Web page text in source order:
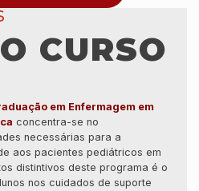
CURSO
em Enfermagem em
concentra-se no
necessárias para a
aos pacientes pediátricos em
distintivos deste programa é o
nos cuidados de suporte